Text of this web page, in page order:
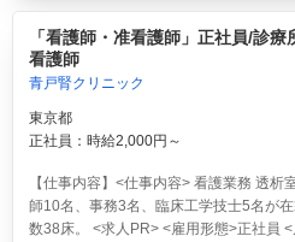
「看護師・准看護師」正社員/診
看護師
青戸腎クリニック
東京都
正社員：時給2,000円～
【仕事内容】<仕事内容> 看護業務 透
師10名、事務3名、臨床工学技士5名が
数38床。 <求人PR> <雇用形態>正社員